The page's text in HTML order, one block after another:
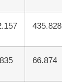
435.828
66.874